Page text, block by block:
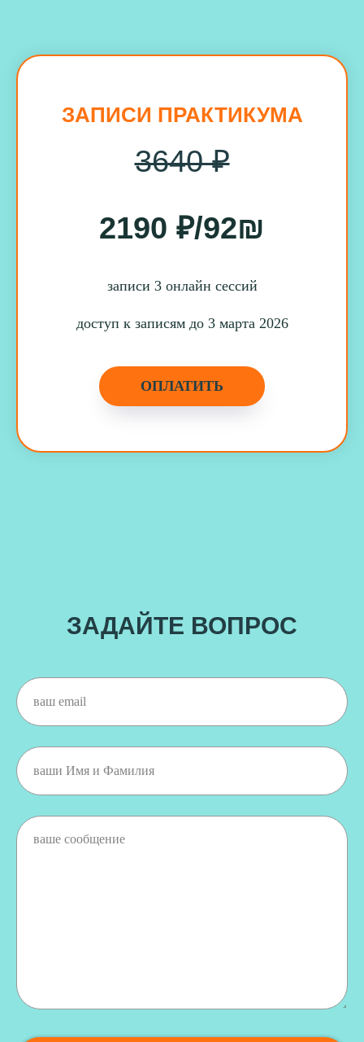
ЗАПИСИ ПРАКТИКУМА
3640 ₽
2190 ₽/92₪
записи 3 онлайн сессий
доступ к записям до 3 марта 2026
ОПЛАТИТЬ
ЗАДАЙТЕ ВОПРОС